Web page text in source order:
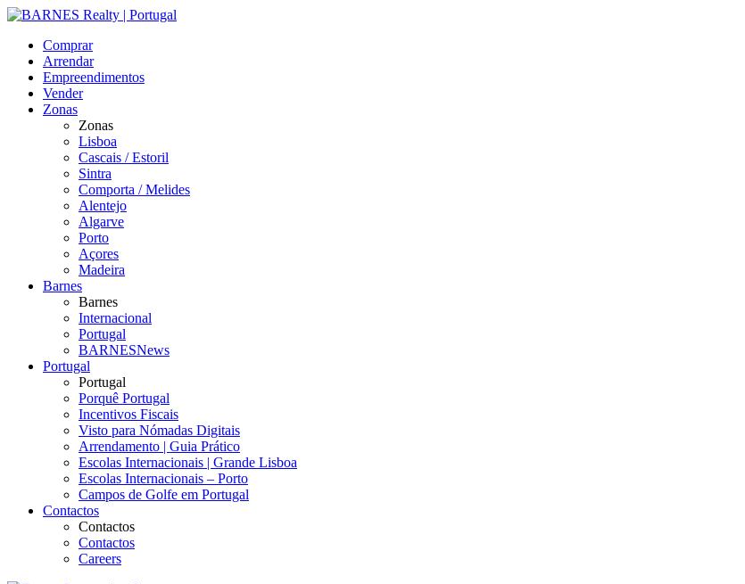
Comprar
Arrendar
Empreendimentos
Vender
Zonas
Zonas
Lisboa
Cascais / Estoril
Sintra
Comporta / Melides
Alentejo
Algarve
Porto
Açores
Madeira
Barnes
Barnes
Internacional
Portugal
BARNESNews
Portugal
Portugal
Porquê Portugal
Incentivos Fiscais
Visto para Nómadas Digitais
Arrendamento | Guia Prático
Escolas Internacionais | Grande Lisboa
Escolas Internacionais – Porto
Campos de Golfe em Portugal
Contactos
Contactos
Contactos
Careers